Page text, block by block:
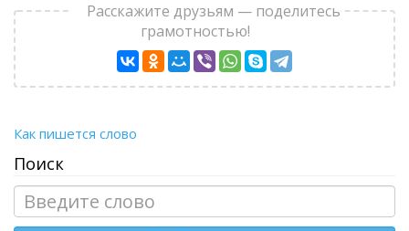
Расскажите друзьям — поделитесь
грамотностью!
Как пишется слово
Поиск